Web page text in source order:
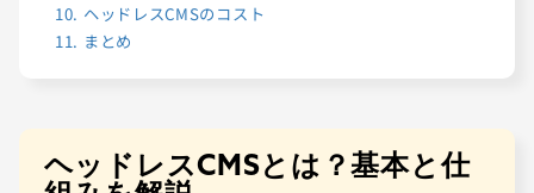
10. ヘッドレスCMSのコスト
11. まとめ
ヘッドレスCMSとは？基本と仕